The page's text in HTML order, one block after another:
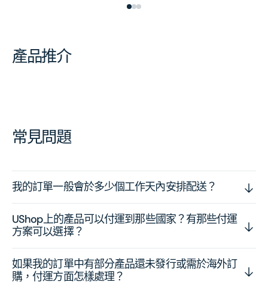
產品推介
常見問題
我的訂單一般會於多少個工作天內安排配送？
UShop上的產品可以付運到那些國家？有那些付運
方案可以選擇？
如果我的訂單中有部分產品還未發行或需於海外訂
購，付運方面怎樣處理？